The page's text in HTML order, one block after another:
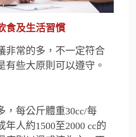
食及生活習慣
非常的多，不一定符合
有些大原則可以遵守。
，每公斤體重30cc/每
年人約1500至2000 cc的